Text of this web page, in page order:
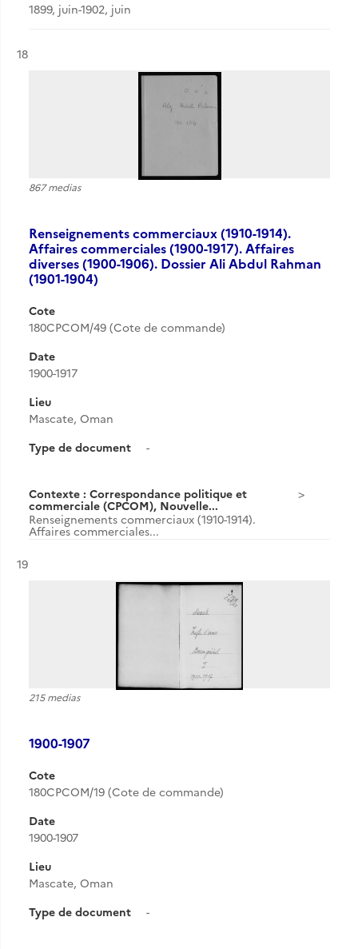
1899, juin-1902, juin
Résultat n°
18
867 medias
Renseignements commerciaux (1910-1914).
Affaires commerciales (1900-1917). Affaires
diverses (1900-1906). Dossier Ali Abdul Rahman
(1901-1904)
Cote
180CPCOM/49 (Cote de commande)
Date
1900-1917
Lieu
Mascate, Oman
Type de document
-
Contexte : Correspondance politique et
commerciale (CPCOM), Nouvelle...
Renseignements commerciaux (1910-1914).
Affaires commerciales...
Résultat n°
19
215 medias
1900-1907
Cote
180CPCOM/19 (Cote de commande)
Date
1900-1907
Lieu
Mascate, Oman
Type de document
-